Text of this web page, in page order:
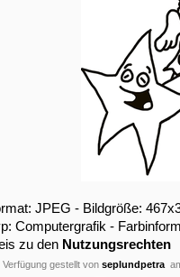
JPEG - Bildgröße:
Computergrafik -
zu den Nutzungsrechten
Verfügung gestellt von seplundpetra